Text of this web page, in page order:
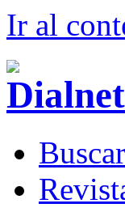
Ir al
Buscar
R